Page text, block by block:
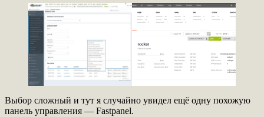
Выбор сложный и тут я случайно увидел ещё одну похожую
панель управления — Fastpanel.